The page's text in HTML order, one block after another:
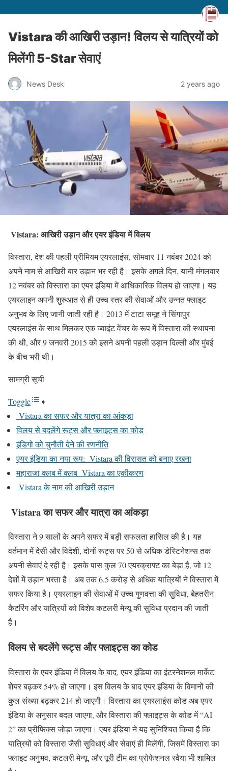
Vistara की आखिरी उड़ान! विलय से यात्रियों को
मिलेंगी 5-Star सेवाएं
News Desk 2 years ago
Vistara: आखिरी उड़ान और एयर इंडिया में विलय
विस्तारा, देश की पहली प्रीमियम एयरलाइंस, सोमवार 11 नवंबर 2024 को
अपने नाम से आखिरी बार उड़ान भर रही है। इसके अगले दिन, यानी मंगलवार
12 नवंबर को विस्तारा का एयर इंडिया में आधिकारिक विलय हो जाएगा। यह
एयरलाइन अपनी शुरुआत से ही उच्च स्तर की सेवाओं और उन्नत फ्लाइट
अनुभव के लिए जानी जाती रही है। 2013 में टाटा समूह ने सिंगापुर
एयरलाइंस के साथ मिलकर एक ज्वाइंट वेंचर के रूप में विस्तारा की स्थापना
की थी, और 9 जनवरी 2015 को इसने अपनी पहली उड़ान दिल्ली और मुंबई
के बीच भरी थी।
सामग्री सूची
Toggle
Vistara का सफर और यात्रा का आंकड़ा
विलय से बदलेंगे रूट्स और फ्लाइट्स का कोड
इंडिगो को चुनौती देने की रणनीति
एयर इंडिया का नया रूप: Vistara की विरासत को बनाए रखना
महाराजा क्लब में क्लब Vistara का एकीकरण
Vistara के नाम की आखिरी उड़ान
Vistara का सफर और यात्रा का आंकड़ा
विस्तारा ने 9 सालों के अपने सफर में बड़ी सफलता हासिल की है। यह
वर्तमान में देसी और विदेशी, दोनों रूट्स पर 50 से अधिक डेस्टिनेशन्स तक
अपनी सेवाएं दे रही है। इसके पास कुल 70 एयरक्राफ्ट का बेड़ा है, जो 12
देशों में उड़ान भरता है। अब तक 6.5 करोड़ से अधिक यात्रियों ने विस्तारा में
सफर किया है। एयरलाइन की सेवाओं में उच्च गुणवत्ता की सुविधा, बेहतरीन
कैटरिंग और यात्रियों को विशेष कटलरी मेन्यू की सुविधा प्रदान की जाती
है।
विलय से बदलेंगे रूट्स और फ्लाइट्स का कोड
विस्तारा के एयर इंडिया में विलय के बाद, एयर इंडिया का इंटरनेशनल मार्केट
शेयर बढ़कर 54% हो जाएगा। इस विलय के बाद एयर इंडिया के विमानों की
कुल संख्या बढ़कर 214 हो जाएगी। विस्तारा का एयरलाइंस कोड अब एयर
इंडिया के अनुसार बदल जाएगा, और विस्तारा की फ्लाइट्स के कोड में “AI
2” का प्रीफिक्स जोड़ा जाएगा। एयर इंडिया ने यह सुनिश्चित किया है कि
यात्रियों को विस्तारा जैसी सुविधाएं और सेवाएं ही मिलेंगी, जिसमें विस्तारा का
फ्लाइट अनुभव, कटलरी मेन्यू, और पूरी टीम का प्रोफेशनल रवैया भी शामिल